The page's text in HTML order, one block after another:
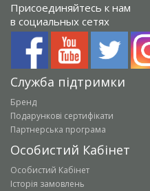
Присоединяйтесь к нам
в социальных сетях
Служба підтримки
Бренд
Подарункові сертифікати
Партнерська програма
Особистий Кабінет
Особистий Кабінет
Історія замовлень